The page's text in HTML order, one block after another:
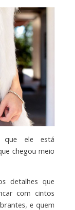
que ele está
chegou meio
detalhes que
com cintos
e quem